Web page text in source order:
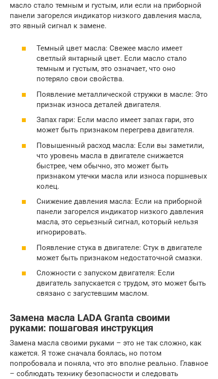
масло стало темным и густым, или если на приборной
панели загорелся индикатор низкого давления масла,
это явный сигнал к замене.
Темный цвет масла: Свежее масло имеет
светлый янтарный цвет. Если масло стало
темным и густым, это означает, что оно
потеряло свои свойства.
Появление металлической стружки в масле: Это
признак износа деталей двигателя.
Запах гари: Если масло имеет запах гари, это
может быть признаком перегрева двигателя.
Повышенный расход масла: Если вы заметили,
что уровень масла в двигателе снижается
быстрее, чем обычно, это может быть
признаком утечки масла или износа поршневых
колец.
Снижение давления масла: Если на приборной
панели загорелся индикатор низкого давления
масла, это серьезный сигнал, который нельзя
игнорировать.
Появление стука в двигателе: Стук в двигателе
может быть признаком недостаточной смазки.
Сложности с запуском двигателя: Если
двигатель запускается с трудом, это может быть
связано с загустевшим маслом.
Замена масла LADA Granta своими
руками: пошаговая инструкция
Замена масла своими руками – это не так сложно, как
кажется. Я тоже сначала боялась, но потом
попробовала и поняла, что это вполне реально. Главное
– соблюдать технику безопасности и следовать